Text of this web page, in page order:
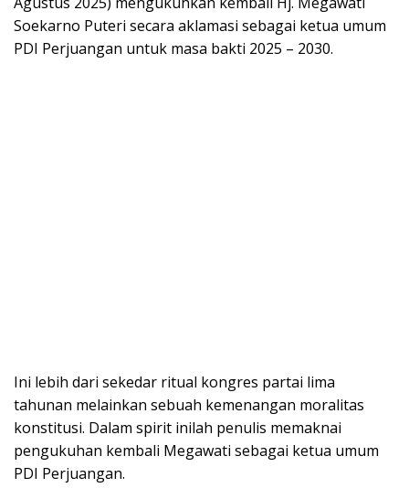
Soekarno Puteri secara aklamasi sebagai ketua umum
PDI Perjuangan untuk masa bakti 2025 – 2030.
Ini lebih dari sekedar ritual kongres partai lima
tahunan melainkan sebuah kemenangan moralitas
konstitusi. Dalam spirit inilah penulis memaknai
pengukuhan kembali Megawati sebagai ketua umum
PDI Perjuangan.